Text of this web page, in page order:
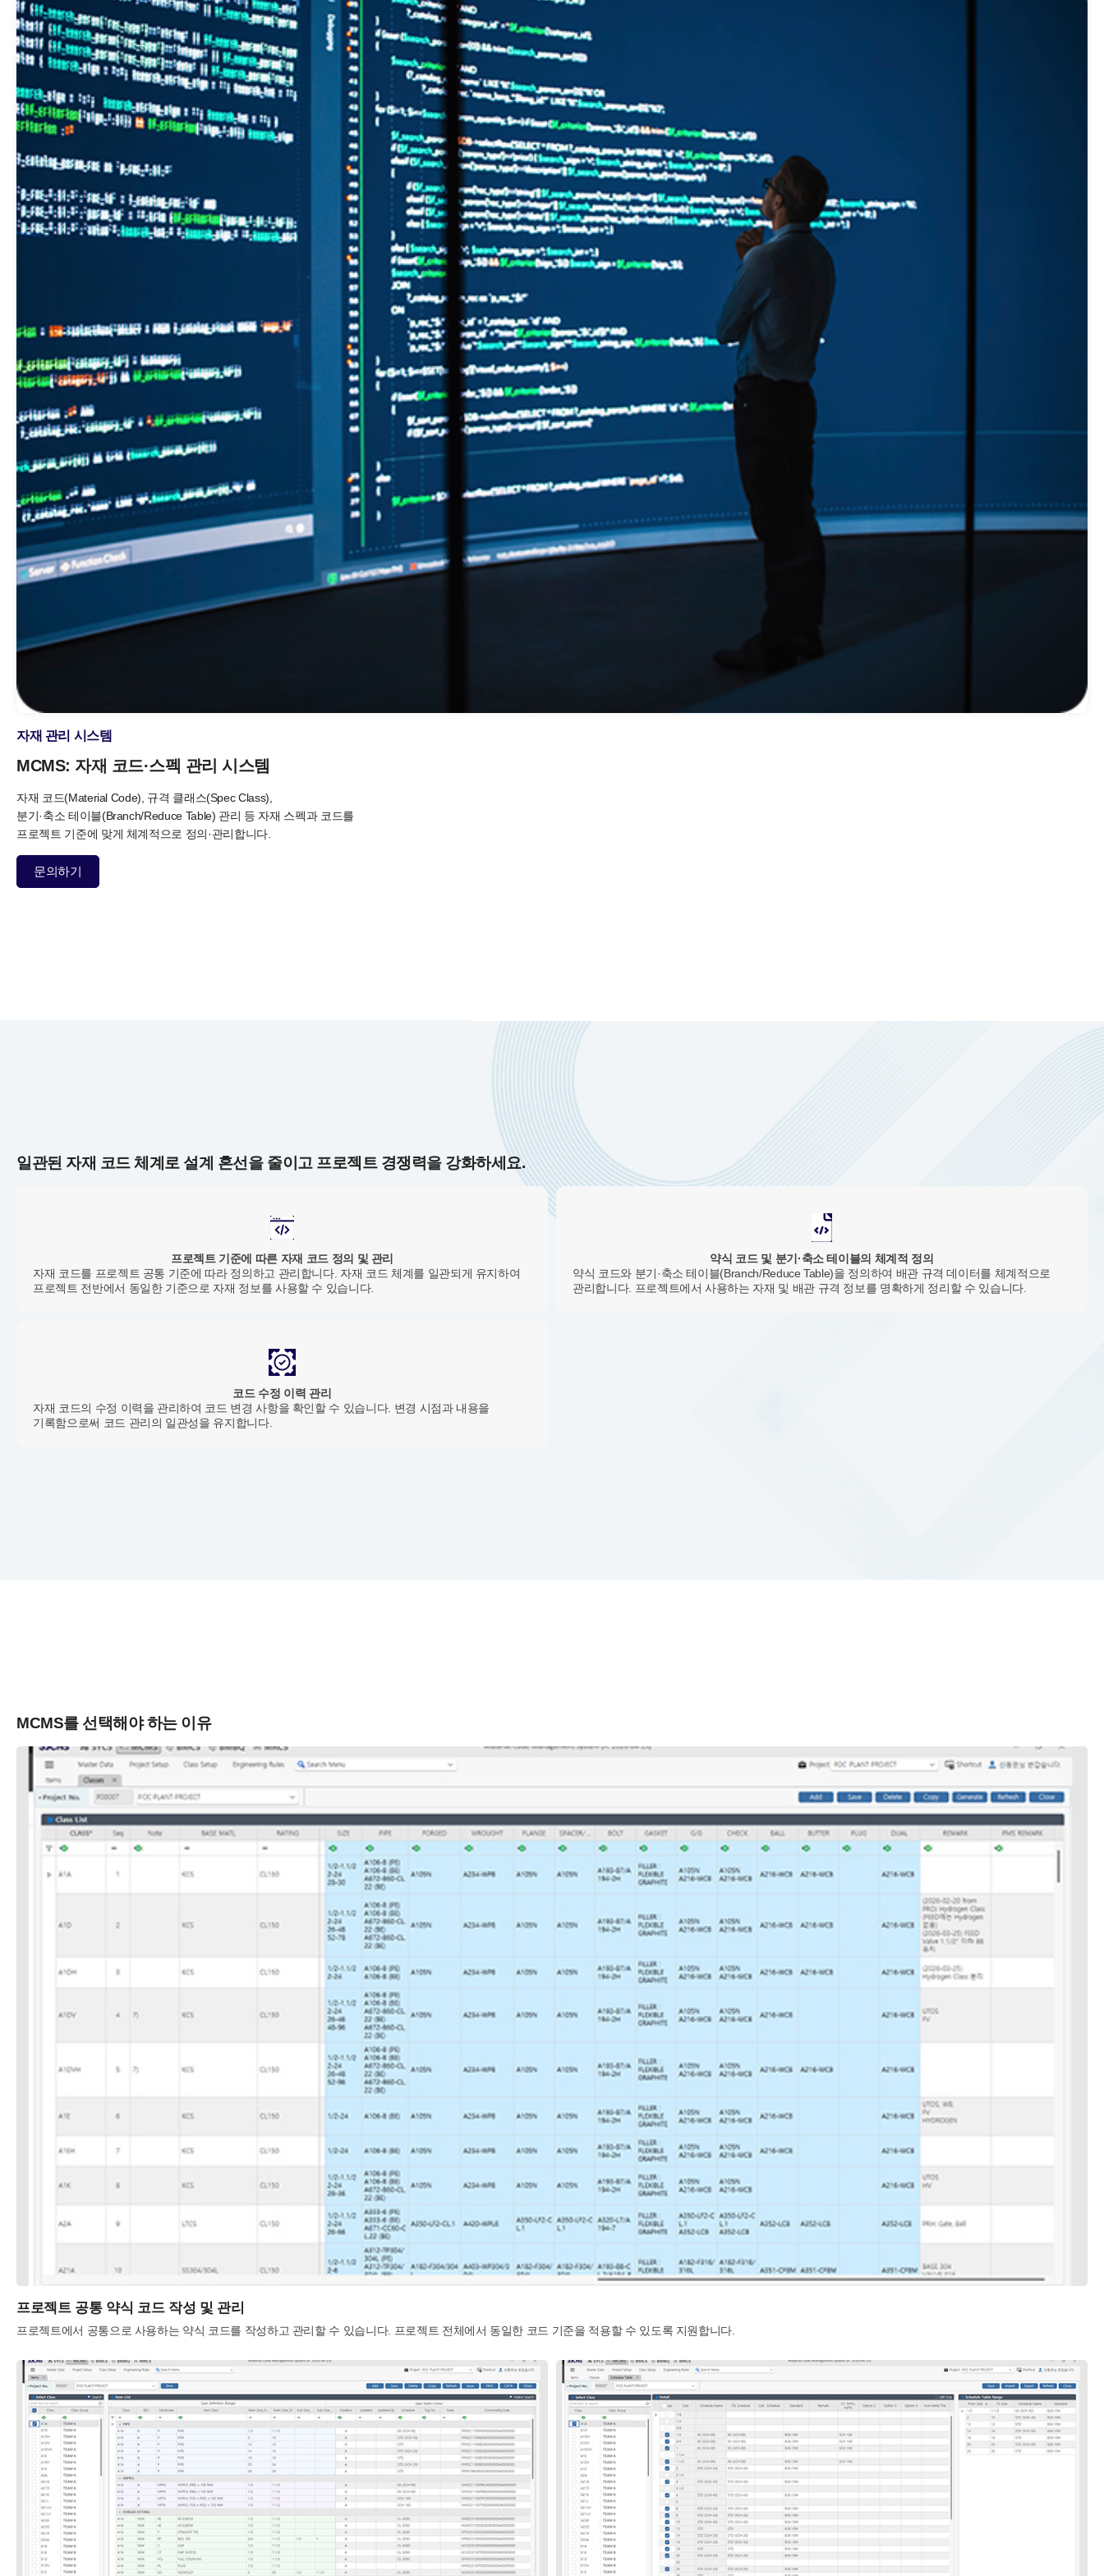
자재 관리 시스템
MCMS: 자재 코드·스펙 관리 시스템
자재 코드(Material Code), 규격 클래스(Spec Class),
분기·축소 테이블(Branch/Reduce Table) 관리 등 자재 스펙과 코드를
프로젝트 기준에 맞게 체계적으로 정의·관리합니다.
문의하기
일관된 자재 코드 체계로 설계 혼선을 줄이고 프로젝트 경쟁력을 강화하세요.
프로젝트 기준에 따른 자재 코드 정의 및 관리
자재 코드를 프로젝트 공통 기준에 따라 정의하고 관리합니다. 자재 코드 체계를 일관되게 유지하여
프로젝트 전반에서 동일한 기준으로 자재 정보를 사용할 수 있습니다.
약식 코드 및 분기·축소 테이블의 체계적 정의
약식 코드와 분기·축소 테이블(Branch/Reduce Table)을 정의하여 배관 규격 데이터를 체계적으로
관리합니다. 프로젝트에서 사용하는 자재 및 배관 규격 정보를 명확하게 정리할 수 있습니다.
코드 수정 이력 관리
자재 코드의 수정 이력을 관리하여 코드 변경 사항을 확인할 수 있습니다. 변경 시점과 내용을
기록함으로써 코드 관리의 일관성을 유지합니다.
MCMS를 선택해야 하는 이유
프로젝트 공통 약식 코드 작성 및 관리
프로젝트에서 공통으로 사용하는 약식 코드를 작성하고 관리할 수 있습니다. 프로젝트 전체에서 동일한 코드 기준을 적용할 수 있도록 지원합니다.